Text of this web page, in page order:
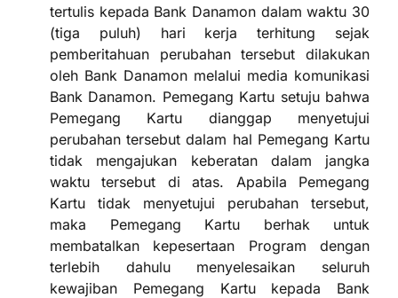
tertulis kepada Bank Danamon dalam waktu 30
(tiga puluh) hari kerja terhitung sejak
pemberitahuan perubahan tersebut dilakukan
oleh Bank Danamon melalui media komunikasi
Bank Danamon. Pemegang Kartu setuju bahwa
Pemegang Kartu dianggap menyetujui
perubahan tersebut dalam hal Pemegang Kartu
tidak mengajukan keberatan dalam jangka
waktu tersebut di atas. Apabila Pemegang
Kartu tidak menyetujui perubahan tersebut,
maka Pemegang Kartu berhak untuk
membatalkan kepesertaan Program dengan
terlebih dahulu menyelesaikan seluruh
kewajiban Pemegang Kartu kepada Bank